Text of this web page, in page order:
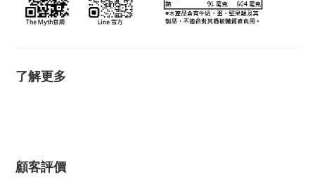
了解更多
顧客評價